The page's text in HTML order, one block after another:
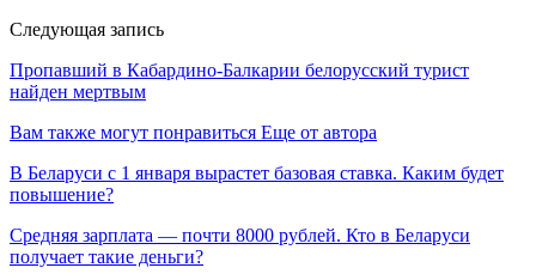
Следующая запись
Пропавший в Кабардино-Балкарии белорусский турист
найден мертвым
Вам также могут понравиться Еще от автора
В Беларуси с 1 января вырастет базовая ставка. Каким будет
повышение?
Средняя зарплата — почти 8000 рублей. Кто в Беларуси
получает такие деньги?